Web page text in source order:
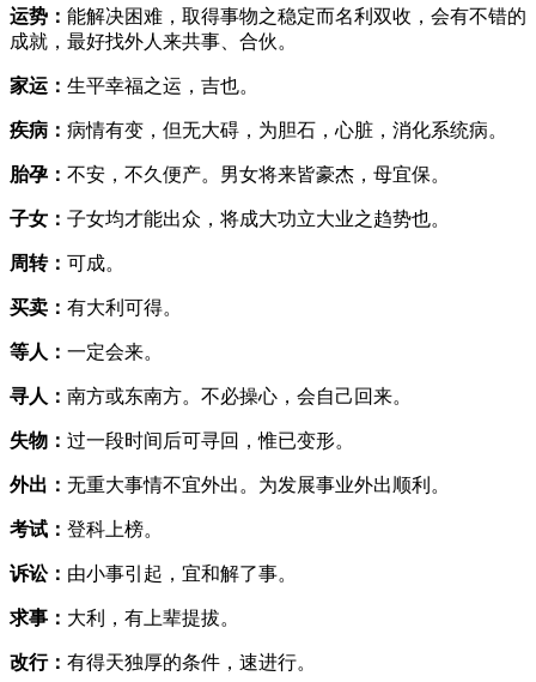
运势： 能解决困难，取得事物之稳定而名利双收，会有不错的
成就，最好找外人来共事、合伙。
家运： 生平幸福之运，吉也。
疾病： 病情有变，但无大碍，为胆石，心脏，消化系统病。
胎孕： 不安，不久便产。男女将来皆豪杰，母宜保。
子女： 子女均才能出众，将成大功立大业之趋势也。
周转： 可成。
买卖： 有大利可得。
等人： 一定会来。
寻人： 南方或东南方。不必操心，会自己回来。
失物： 过一段时间后可寻回，惟已变形。
外出： 无重大事情不宜外出。为发展事业外出顺利。
考试： 登科上榜。
诉讼： 由小事引起，宜和解了事。
求事： 大利，有上辈提拔。
改行： 有得天独厚的条件，速进行。